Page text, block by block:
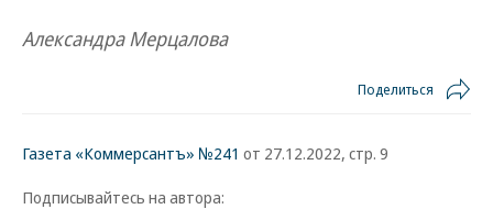
Александра Мерцалова
Поделиться
Газета «Коммерсантъ» №241 от 27.12.2022, стр. 9
Подписывайтесь на автора: